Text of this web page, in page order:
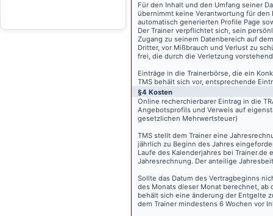
Für den Inhalt und den Umfang seiner
übernimmt keine Verantwortung für den
automatisch generierten Profile Page
Der Trainer verpflichtet sich, sein
Zugang zu seinem Datenbereich auf
Dritter, vor Mißbrauch und Verlust zu
frei, die durch die Verletzung
Einträge in die Trainerbörse, die ein
TMS behält sich vor, entsprechende
§4 Kosten
Online recherchierbarer Eintrag in die
Angebotsprofils und Verweis auf
gesetzlichen Mehrwertsteuer)
TMS stellt dem Trainer eine
jährlich zu Beginn des Jahres
Laufe des Kalenderjahres bei
Jahresrechnung. Der anteilige
Sollte das Datum des Vertragbeginns
des Monats dieser Monat berechnet, ab
behält sich eine änderung der Entgelte
dem Trainer mindestens 6 Wochen vor